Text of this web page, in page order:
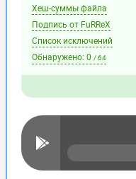
Хеш-суммы файла
Подпись от FuRReX
Список исключений
Обнаружено: 0 / 64